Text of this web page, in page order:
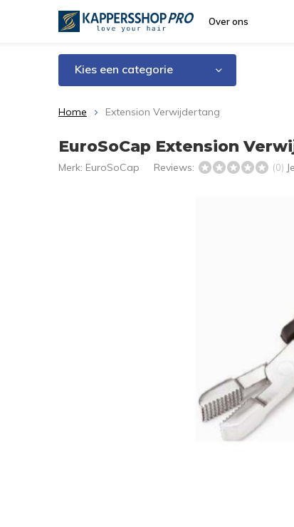
Over ons
Kies een categorie
Home Extension Verwijdertang
EuroSoCap Extension
Merk: EuroSoCap Reviews: (0)